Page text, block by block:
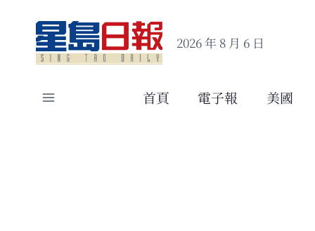
content
2026 年 8 月 6 日
首頁 電子報 美國